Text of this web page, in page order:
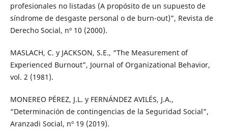
profesionales no listadas (A propósito de un supuesto de
síndrome de desgaste personal o de burn-out)”, Revista de
Derecho Social, nº 10 (2000).
MASLACH, C. y JACKSON, S.E., “The Measurement of
Experienced Burnout”, Journal of Organizational Behavior,
vol. 2 (1981).
MONEREO PÉREZ, J.L. y FERNÁNDEZ AVILÉS, J.A.,
“Determinación de contingencias de la Seguridad Social”,
Aranzadi Social, nº 19 (2019).